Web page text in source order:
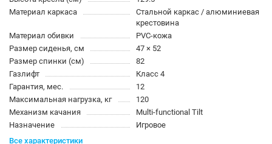
Материал каркаса
Стальной каркас / алюминиевая
крестовина
Материал обивки
PVC-кожа
Размер сиденья, см
47 × 52
Размер спинки (см)
82
Газлифт
Класс 4
Гарантия, мес.
12
Максимальная нагрузка, кг
120
Механизм качания
Multi-functional Tilt
Назначение
Игровое
Все характеристики